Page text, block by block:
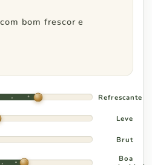
bom frescor e
Refrescante
Leve
Brut
Boa